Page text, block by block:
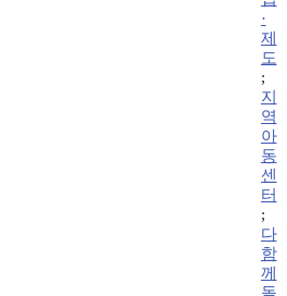
·
제
도
;
지
역
아
동
센
터
;
다
함
께